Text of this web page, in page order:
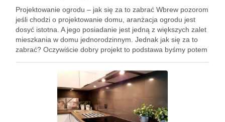
Projektowanie ogrodu – jak się za to zabrać Wbrew pozorom
jeśli chodzi o projektowanie domu, aranżacja ogrodu jest
dosyć istotna. A jego posiadanie jest jedną z większych zalet
mieszkania w domu jednorodzinnym. Jednak jak się za to
zabrać? Oczywiście dobry projekt to podstawa byśmy potem